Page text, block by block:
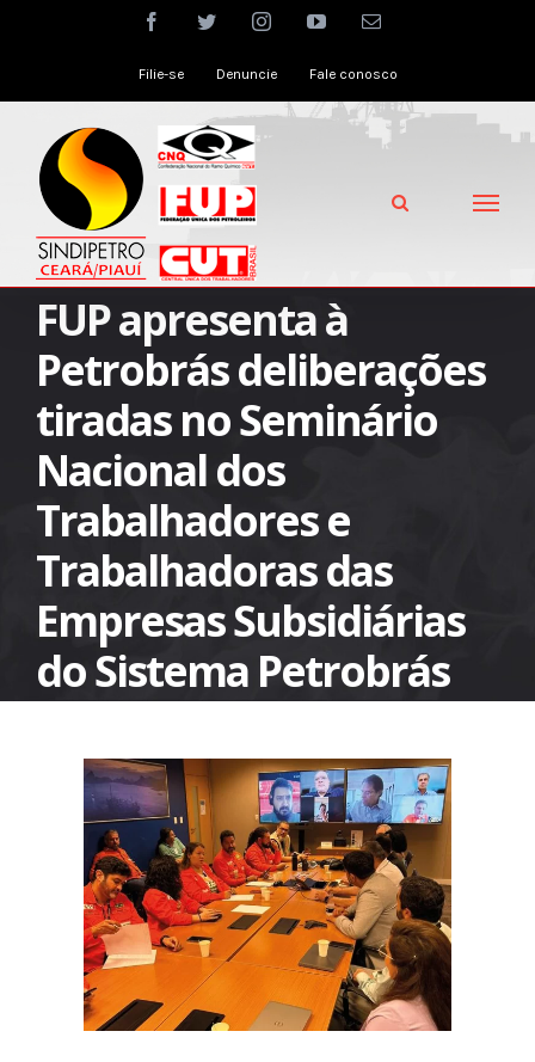
facebooktwitter instagramyoutubeEmail
Filie-se Denuncie Fale conosco
FUP apresenta à
Petrobrás deliberações
tiradas no Seminário
Nacional dos
Trabalhadores e
Trabalhadoras das
Empresas Subsidiárias
do Sistema Petrobrás